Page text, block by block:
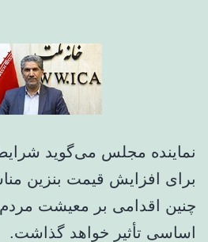
نماینده مجلس می‌گوید
برای افزایش قیمت بنزین
چنین اقدامی بر معیشت
اساسی تأثیر خواهد گذاشت.